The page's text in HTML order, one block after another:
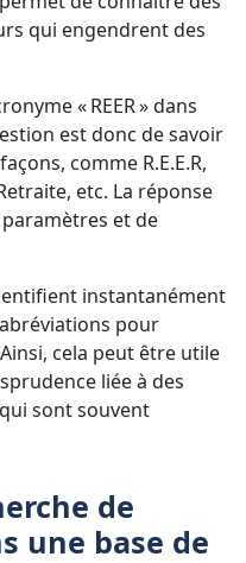
qui engendrent des
« REER » dans
est donc de savoir
comme R.E.E.R,
etc. La réponse
et de
instantanément
pour
cela peut être utile
liée à des
sont souvent
de
une base de